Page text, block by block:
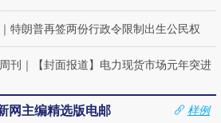
｜ 特朗普再签两份行政令限制出生公民权
刊 ｜ 【封面报道】电力现货市场元年突进
网主编精选版电邮
样例